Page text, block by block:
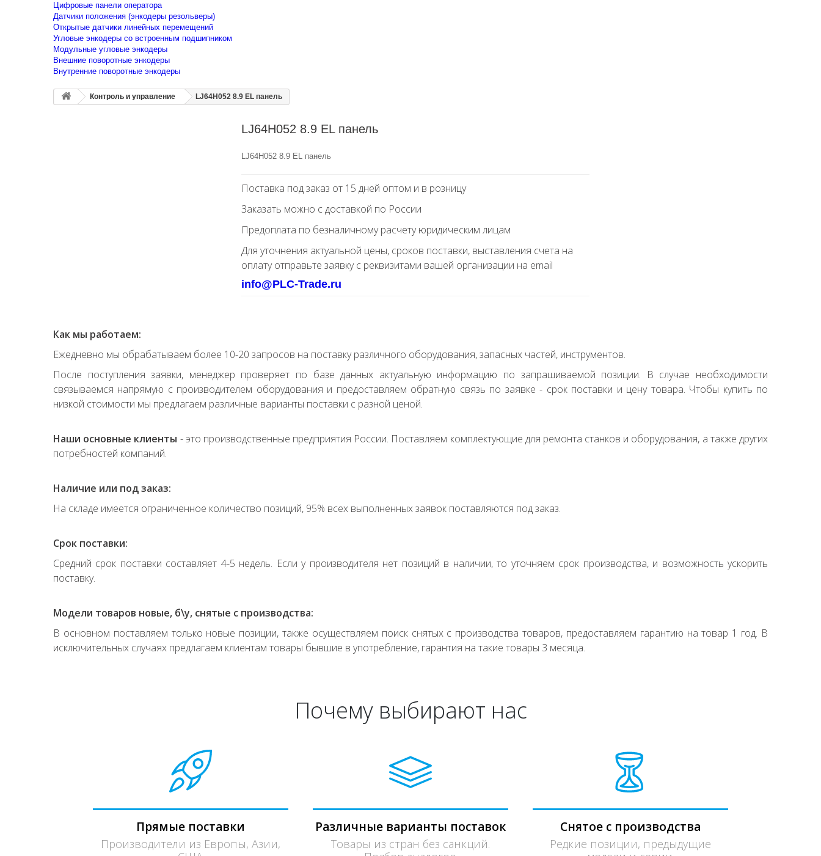
Цифровые панели оператора
Датчики положения (энкодеры резольверы)
Открытые датчики линейных перемещений
Угловые энкодеры со встроенным подшипником
Модульные угловые энкодеры
Внешние поворотные энкодеры
Внутренние поворотные энкодеры
Контроль и управление LJ64H052 8.9 EL панель
LJ64H052 8.9 EL панель
LJ64H052 8.9 EL панель
Поставка под заказ от 15 дней оптом и в розницу
Заказать можно с доставкой по России
Предоплата по безналичному расчету юридическим лицам
Для уточнения актуальной цены, сроков поставки, выставления счета на
оплату отправьте заявку с реквизитами вашей организации на email
info@PLC-Trade.ru
Как мы работаем:
Ежедневно мы обрабатываем более 10-20 запросов на поставку различного оборудования, запасных частей, инструментов.
После поступления заявки, менеджер проверяет по базе данных актуальную информацию по запрашиваемой позиции. В случае необходимости
связываемся напрямую с производителем оборудования и предоставляем обратную связь по заявке - срок поставки и цену товара. Чтобы купить по
низкой стоимости мы предлагаем различные варианты поставки с разной ценой.
Наши основные клиенты - это производственные предприятия России. Поставляем комплектующие для ремонта станков и оборудования, а также других
потребностей компаний.
Наличие или под заказ:
На складе имеется ограниченное количество позиций, 95% всех выполненных заявок поставляются под заказ.
Срок поставки:
Средний срок поставки составляет 4-5 недель. Если у производителя нет позиций в наличии, то уточняем срок производства, и возможность ускорить
поставку.
Модели товаров новые, б\у, снятые с производства:
В основном поставляем только новые позиции, также осуществляем поиск снятых с производства товаров, предоставляем гарантию на товар 1 год. В
исключительных случаях предлагаем клиентам товары бывшие в употребление, гарантия на такие товары 3 месяца.
Почему выбирают нас
Прямые поставки
Производители из Европы, Азии,
Различные варианты поставок
Товары из стран без санкций.
Снятое с производства
Редкие позиции, предыдущие